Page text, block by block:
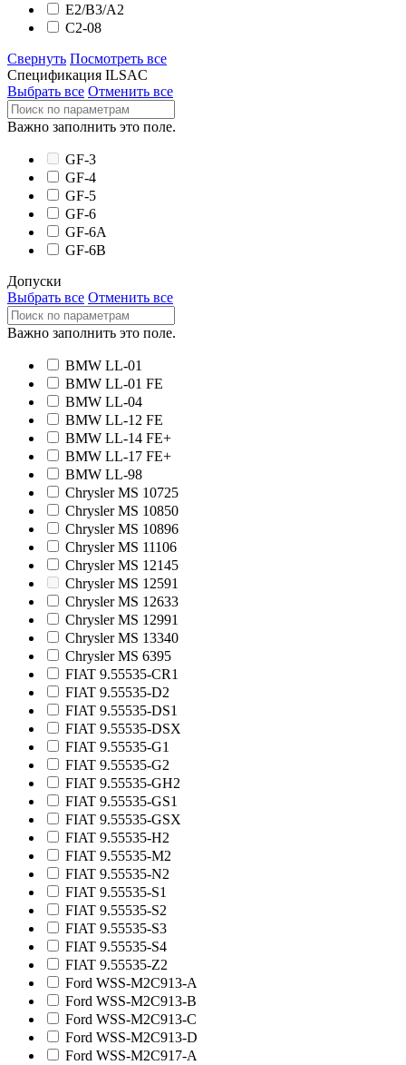
E2/B3/A2
C2-08
Свернуть Посмотреть все
Спецификация ILSAC
Выбрать все Отменить все
Важно заполнить это поле.
GF-3
GF-4
GF-5
GF-6
GF-6A
GF-6B
Допуски
Выбрать все Отменить все
Важно заполнить это поле.
BMW LL-01
BMW LL-01 FE
BMW LL-04
BMW LL-12 FE
BMW LL-14 FE+
BMW LL-17 FE+
BMW LL-98
Chrysler MS 10725
Chrysler MS 10850
Chrysler MS 10896
Chrysler MS 11106
Chrysler MS 12145
Chrysler MS 12591
Chrysler MS 12633
Chrysler MS 12991
Chrysler MS 13340
Chrysler MS 6395
FIAT 9.55535-CR1
FIAT 9.55535-D2
FIAT 9.55535-DS1
FIAT 9.55535-DSX
FIAT 9.55535-G1
FIAT 9.55535-G2
FIAT 9.55535-GH2
FIAT 9.55535-GS1
FIAT 9.55535-GSX
FIAT 9.55535-H2
FIAT 9.55535-M2
FIAT 9.55535-N2
FIAT 9.55535-S1
FIAT 9.55535-S2
FIAT 9.55535-S3
FIAT 9.55535-S4
FIAT 9.55535-Z2
Ford WSS-M2C913-A
Ford WSS-M2C913-B
Ford WSS-M2C913-C
Ford WSS-M2C913-D
Ford WSS-M2C917-A